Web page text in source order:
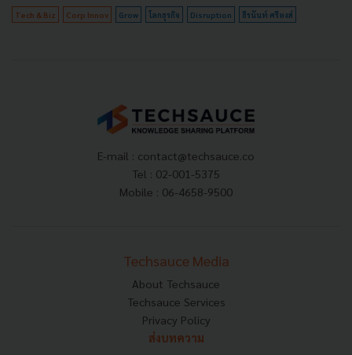
Tech & Biz Corp Innov Grow โลกธุรกิจ Disruption ธีรนันท์ ศรีหงส์
E-mail : contact@techsauce.co
Tel : 02-001-5375
Mobile : 06-4658-9500
Techsauce Media
About Techsauce
Techsauce Services
Privacy Policy
ส่งบทความ